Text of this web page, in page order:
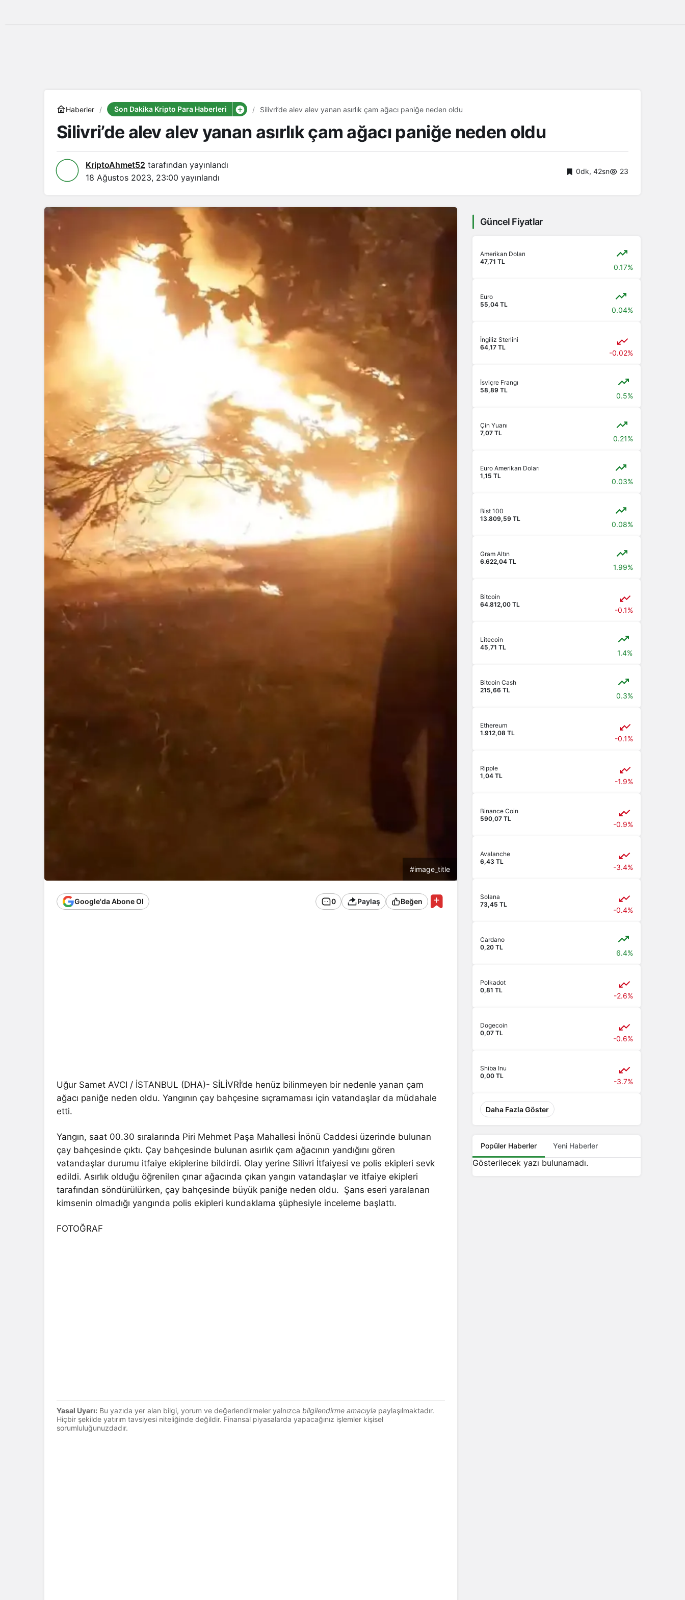
Haberler Son Dakika Kripto Para Haberleri Silivri’de alev alev yanan asırlık çam ağacı paniğe neden oldu
Silivri’de alev alev yanan asırlık çam ağacı paniğe neden oldu
KriptoAhmet52 tarafından yayınlandı
18 Ağustos 2023, 23:00 yayınlandı
0dk, 42sn 23
#image_title
Google'da Abone Ol 0 Paylaş Beğen
Uğur Samet AVCI / İSTANBUL (DHA)- SİLİVRİ’de henüz bilinmeyen bir nedenle yanan çam
ağacı paniğe neden oldu. Yangının çay bahçesine sıçramaması için vatandaşlar da müdahale
etti.
Yangın, saat 00.30 sıralarında Piri Mehmet Paşa Mahallesi İnönü Caddesi üzerinde bulunan
çay bahçesinde çıktı. Çay bahçesinde bulunan asırlık çam ağacının yandığını gören
vatandaşlar durumu itfaiye ekiplerine bildirdi. Olay yerine Silivri İtfaiyesi ve polis ekipleri sevk
edildi. Asırlık olduğu öğrenilen çınar ağacında çıkan yangın vatandaşlar ve itfaiye ekipleri
tarafından söndürülürken, çay bahçesinde büyük paniğe neden oldu. Şans eseri yaralanan
kimsenin olmadığı yangında polis ekipleri kundaklama şüphesiyle inceleme başlattı.
FOTOĞRAF
Yasal Uyarı: Bu yazıda yer alan bilgi, yorum ve değerlendirmeler yalnızca bilgilendirme amacıyla paylaşılmaktadır.
Hiçbir şekilde yatırım tavsiyesi niteliğinde değildir. Finansal piyasalarda yapacağınız işlemler kişisel
sorumluluğunuzdadır.
Güncel Fiyatlar
Amerikan Doları
47,71 TL
0.17%
Euro
55,04 TL
0.04%
İngiliz Sterlini
64,17 TL
-0.02%
İsviçre Frangı
58,89 TL
0.5%
Çin Yuanı
7,07 TL
0.21%
Euro Amerikan Doları
1,15 TL
0.03%
Bist 100
13.809,59 TL
0.08%
Gram Altın
6.622,04 TL
1.99%
Bitcoin
64.812,00 TL
-0.1%
Litecoin
45,71 TL
1.4%
Bitcoin Cash
215,66 TL
0.3%
Ethereum
1.912,08 TL
-0.1%
Ripple
1,04 TL
-1.9%
Binance Coin
590,07 TL
-0.9%
Avalanche
6,43 TL
-3.4%
Solana
73,45 TL
-0.4%
Cardano
0,20 TL
6.4%
Polkadot
0,81 TL
-2.6%
Dogecoin
0,07 TL
-0.6%
Shiba Inu
0,00 TL
-3.7%
Daha Fazla Göster
Popüler Haberler Yeni Haberler
Gösterilecek yazı bulunamadı.